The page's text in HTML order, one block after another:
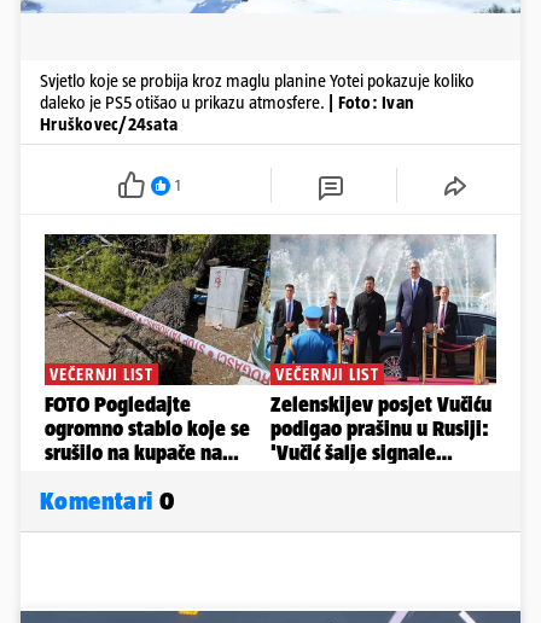
Svjetlo koje se probija kroz maglu planine Yotei pokazuje koliko
daleko je PS5 otišao u prikazu atmosfere.
| Foto: Ivan
Hruškovec/24sata
1
Komentari 0